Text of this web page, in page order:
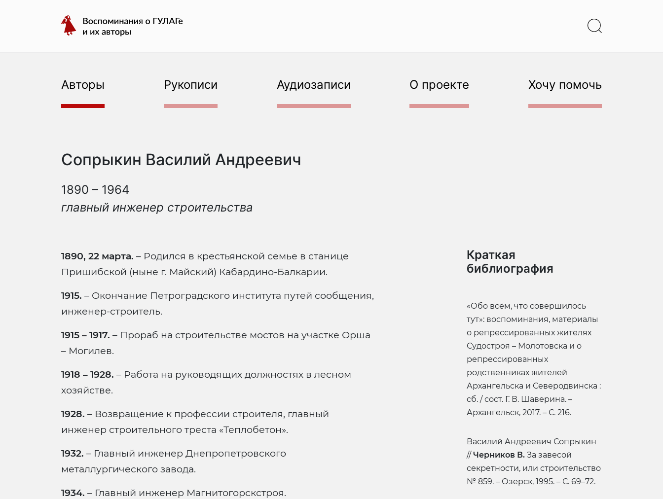
Воспоминания
о
и
авторы
Авторы Рукописи Аудиозаписи О проекте Хочу помочь
Сопрыкин Василий Андреевич
1890 – 1964
главный инженер строительства
1890, 22 марта. – Родился в крестьянской семье в станице
Пришибской (ныне г. Майский) Кабардино-Балкарии.
1915. – Окончание Петроградского института путей сообщения,
инженер-строитель.
1915 – 1917. – Прораб на строительстве мостов на участке Орша
– Могилев.
1918 – 1928. – Работа на руководящих должностях в лесном
хозяйстве.
1928. – Возвращение к профессии строителя, главный
инженер строительного треста «Теплобетон».
1932. – Главный инженер Днепропетровского
металлургического завода.
1934. – Главный инженер Магнитогорскстроя.
Краткая
библиография
«Обо всём, что совершилось
тут»: воспоминания, материалы
о репрессированных жителях
Судостроя – Молотовска и о
репрессированных
родственниках жителей
Архангельска и Северодвинска :
cб. / сост. Г. В. Шаверина. –
Архангельск, 2017. – С. 216.
Василий Андреевич Сопрыкин
//Черников В. За завесой
секретности, или строительство
№ 859. – Озерск, 1995. – С. 69–72.